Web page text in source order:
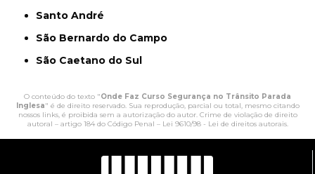
Santo André
São Bernardo do Campo
São Caetano do Sul
O conteúdo do texto "Onde Faz Curso Segurança no Trânsito Parada
Inglesa" é de direito reservado. Sua reprodução, parcial ou total, mesmo citando
nossos links, é proibida sem a autorização do autor. Crime de violação de direito
autoral – artigo 184 do Código Penal – Lei 9610/98 - Lei de direitos autorais.